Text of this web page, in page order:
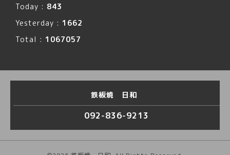
Today : 843
Yesterday : 1662
Total : 1067057
鉄板焼 日和
092-836-9213